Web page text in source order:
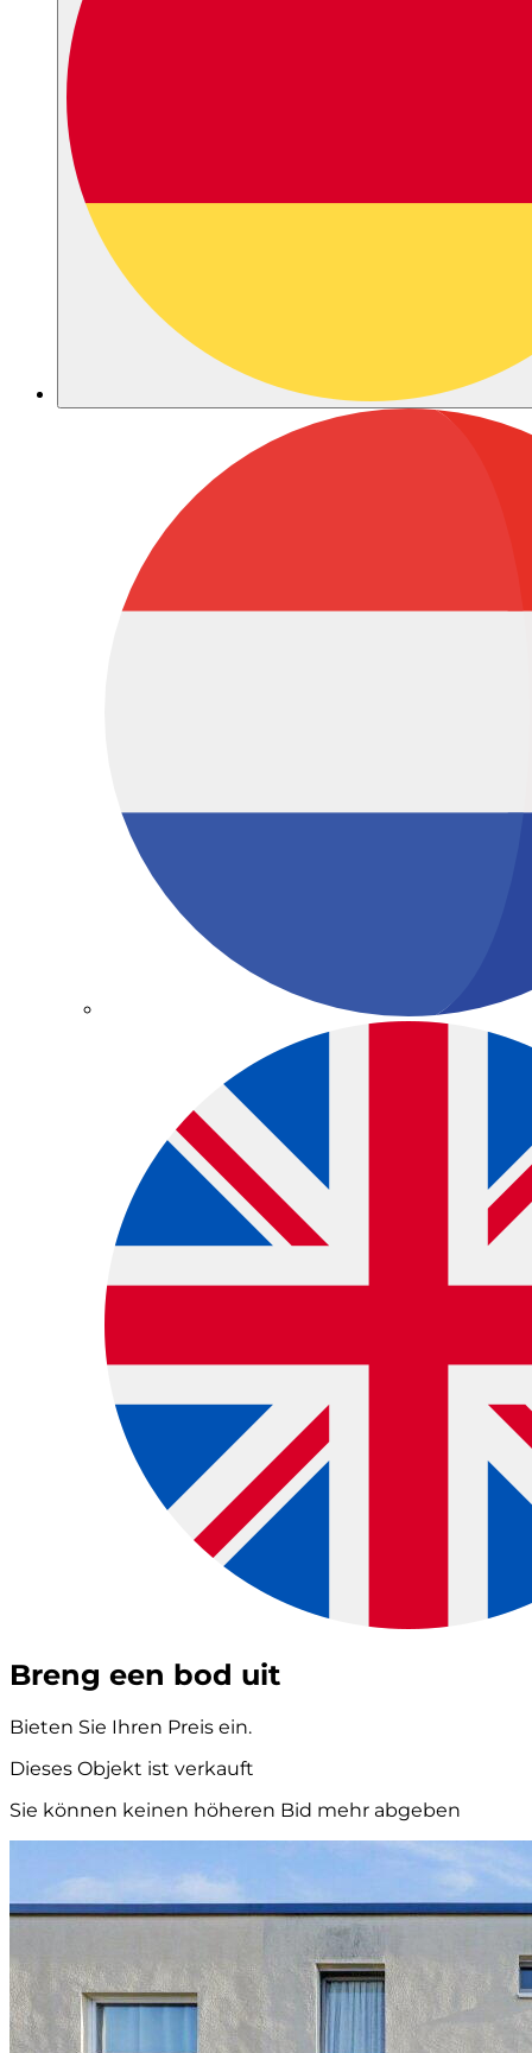
Breng een bod uit
Bieten Sie Ihren Preis ein.
Dieses Objekt ist verkauft
Sie können keinen höheren Bid mehr abgeben